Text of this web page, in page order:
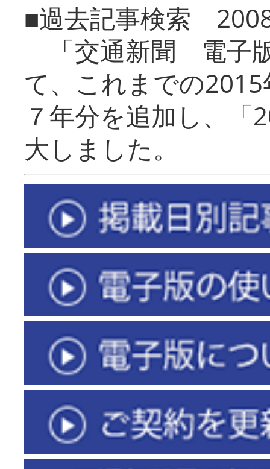
■過去記事検索
「交通新聞 電子
て、これまでの
７年分を追加し、「
大しまし